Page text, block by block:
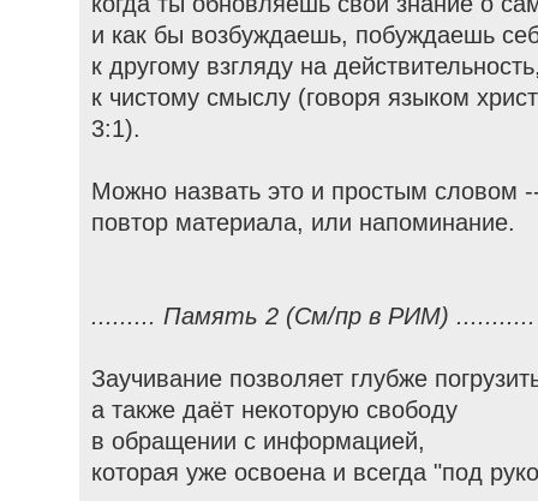
и как бы возбуждаешь, побуждаешь
к другому взгляду на
к чистому смыслу (говоря языком
3:1).
Можно назвать это и простым словом
повтор материала, или напоминание.
......... Память 2 (См/пр в РИМ) ...........
Заучивание позволяет глубже
а также даёт некоторую свободу
в обращении с информацией,
которая уже освоена и всегда "под